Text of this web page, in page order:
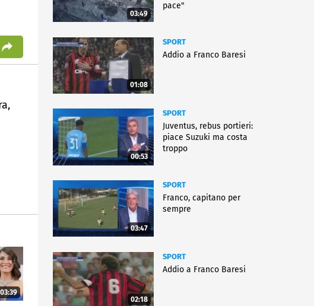
03:39
03:49
pace"
01:08
SPORT
Addio a Franco Baresi
00:53
SPORT
Juventus, rebus portieri:
piace Suzuki ma costa
troppo
03:47
SPORT
Franco, capitano per
sempre
02:18
SPORT
Addio a Franco Baresi